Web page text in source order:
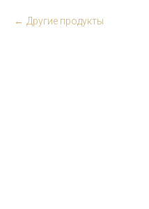
Другие продукты